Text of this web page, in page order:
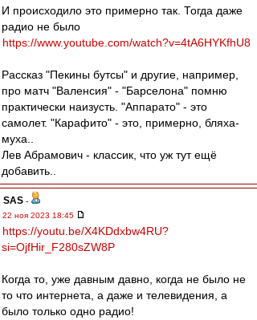
И происходило это примерно так. Тогда даже
радио не было
https://www.youtube.com/watch?v=4tA6HYKfhU8
Рассказ "Пекины бутсы" и другие, например,
про матч "Валенсия" - "Барселона" помню
практически наизусть. "Аппарато" - это
самолет. "Карафито" - это, примерно, бляха-
муха..
Лев Абрамович - классик, что уж тут ещё
добавить..
SAS -
22 ноя 2023 18:45
https://youtu.be/X4KDdxbw4RU?
si=OjfHir_F280sZW8P
Когда то, уже давным давно, когда не было не
то что интернета, а даже и телевидения, а
было только одно радио!